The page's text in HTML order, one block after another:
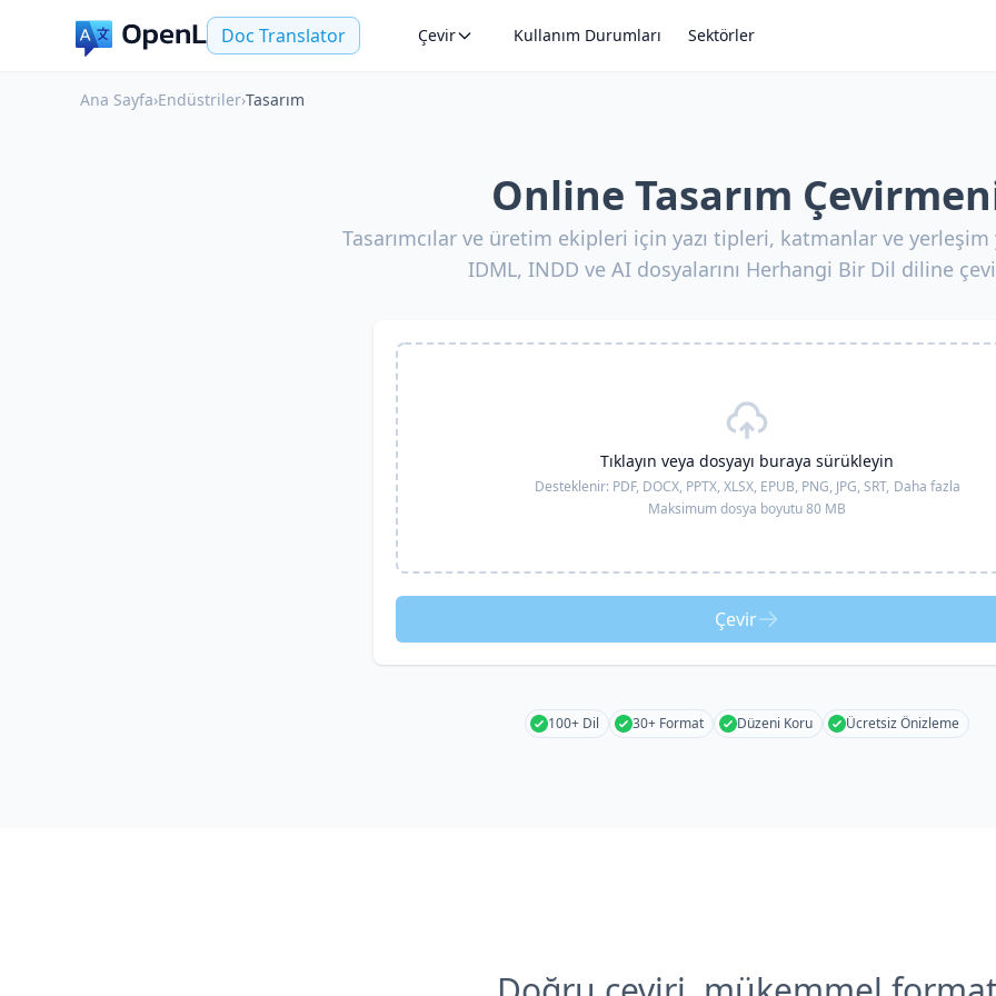
Doc Translator Çevir Kullanım Durumları Sektörler
Ana Sayfa›Endüstriler›Tasarım
Online Tasarım
Tasarımcılar ve üretim ekipleri için yazı tipleri, katmanlar ve yerleşim
IDML, INDD ve AI dosyalarını Herhangi Bir Dil diline
Tıklayın veya dosyayı buraya sürükleyin
Desteklenir: PDF, DOCX, PPTX, XLSX, EPUB, PNG, JPG, SRT, Daha fazla
Maksimum dosya boyutu 80 MB
Çevir
100+ Dil 30+ Format Düzeni Koru Ücretsiz Önizleme